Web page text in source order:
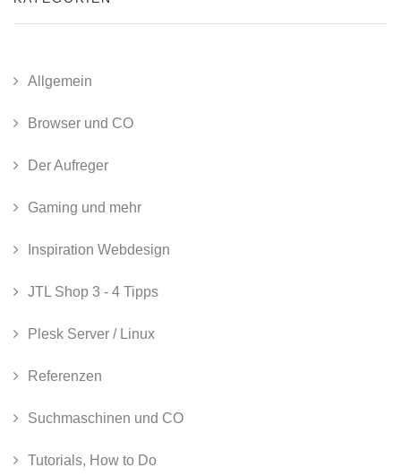
Allgemein
Browser und CO
Der Aufreger
Gaming und mehr
Inspiration Webdesign
JTL Shop 3 - 4 Tipps
Plesk Server / Linux
Referenzen
Suchmaschinen und CO
Tutorials, How to Do